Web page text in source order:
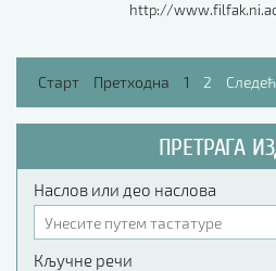
http://
Старт Претходна 1 2
ПРЕТРАГА
Наслов или део наслова
Кључне речи